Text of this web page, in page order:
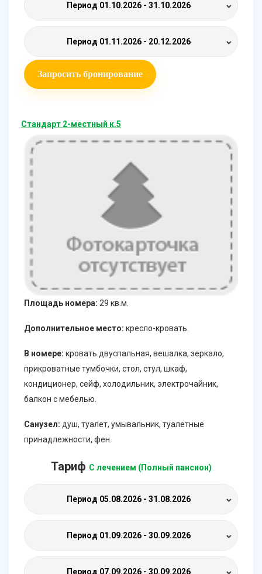
Период 01.10.2026 - 31.10.2026
Период 01.11.2026 - 20.12.2026
Запросить бронирование
Стандарт 2-местный к.5
Площадь номера: 29 кв.м.
Дополнительное место: кресло-кровать.
В номере: кровать двуспальная, вешалка, зеркало,
прикроватные тумбочки, стол, стул, шкаф,
кондиционер, сейф, холодильник, электрочайник,
балкон с мебелью.
Санузел: душ, туалет, умывальник, туалетные
принадлежности, фен.
Тариф С лечением (Полный пансион)
Период 05.08.2026 - 31.08.2026
Период 01.09.2026 - 30.09.2026
Период 07.09.2026 - 30.09.2026